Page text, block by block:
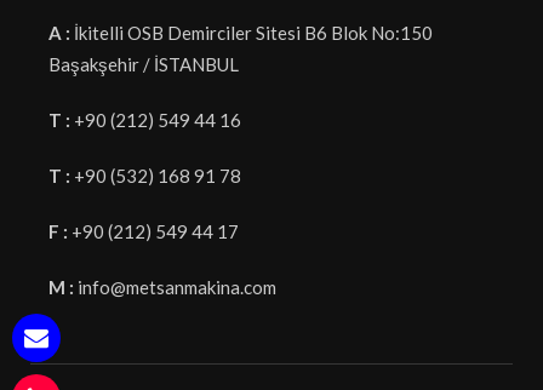
A : İkitelli OSB Demirciler Sitesi B6 Blok No:150
Başakşehir / İSTANBUL
T : +90 (212) 549 44 16
T : +90 (532) 168 91 78
F : +90 (212) 549 44 17
M : info@metsanmakina.com